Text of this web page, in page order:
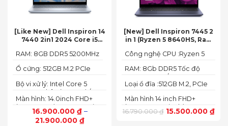
[Like New] Dell Inspiron 14
7440 2in1 2024 Core i5
FHD+
16.900.000 ₫–
21.900.000 ₫
Màn hình: 14.0inch FHD+
(1920 x 1200) 60Hz,250 nits
Bộ vi xử lý: Intel Core 5
120U, 10 nhân (2P + 8E) / 12
luồng
Ổ cứng: 512GB M.2 PCIe
RAM: 8GB DDR5 5200MHz
[New] Dell Inspiron 7445 2
in 1 (Ryzen 5 8640HS, Ram
Radeon,14 FHD+ Touch)
16.790.000₫ 15.500.000 ₫
Màn hình 14 inch FHD+
(1920 x 1200 pixels)
Loại ổ đĩa :512GB M.2, PCIe
RAM: 8Gb DDR5 Tốc độ
BUS :5200MT/s
Công nghệ CPU :Ryzen 5